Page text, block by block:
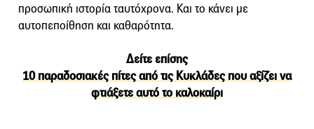
προσωπική ιστορία ταυτόχρονα. Και το κάνει με
αυτοπεποίθηση και καθαρότητα.
Δείτε επίσης
10 παραδοσιακές πίτες από τις Κυκλάδες που αξίζει να
φτιάξετε αυτό το καλοκαίρι